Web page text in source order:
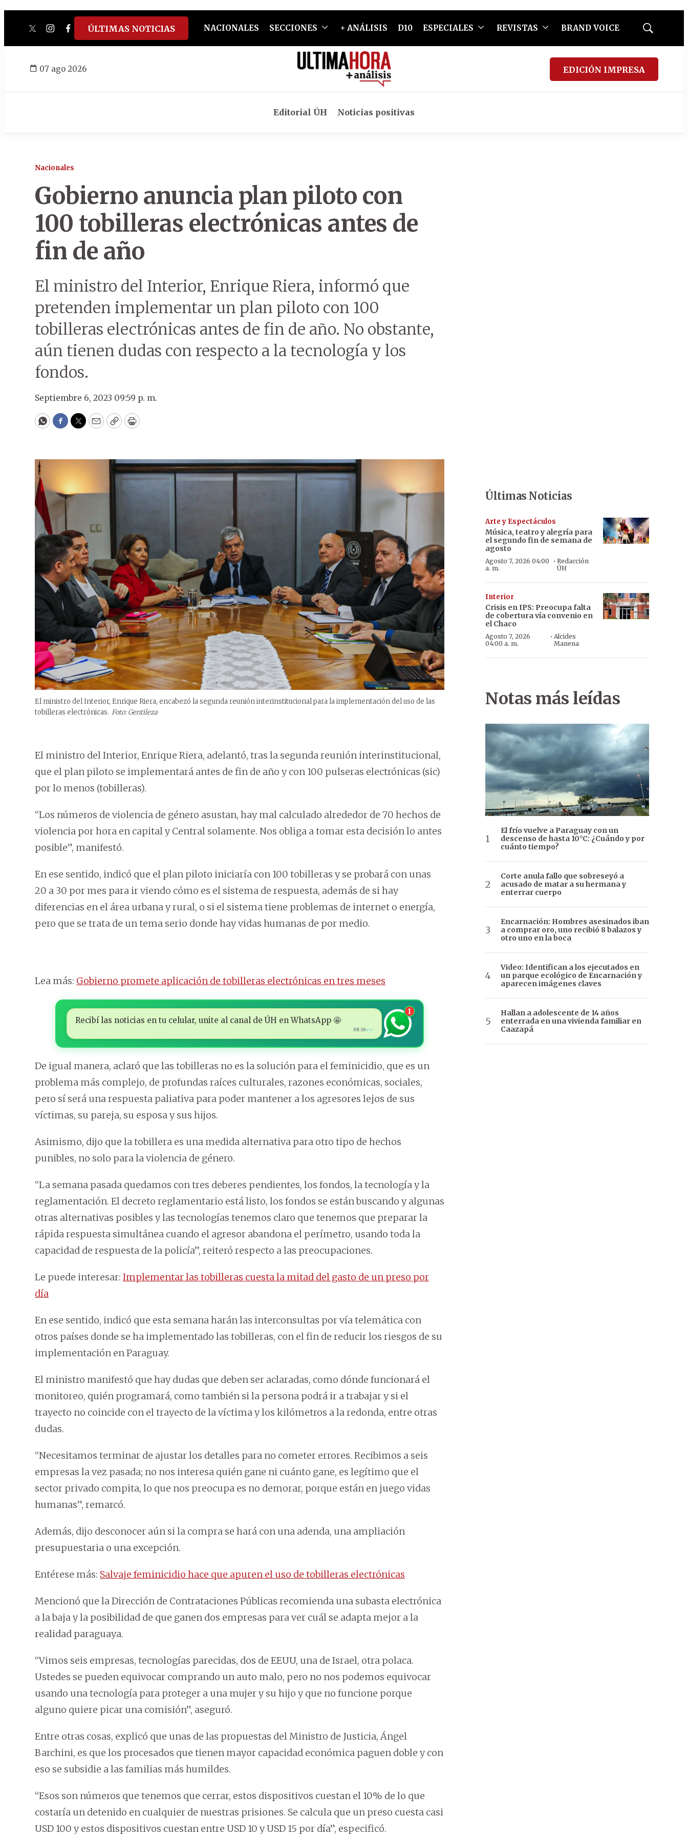
twitterinstagram
facebook
tiktokyoutube
spotify
ÚLTIMAS NOTICIAS NACIONALES SECCIONES + ANÁLISIS D10 ESPECIALES REVISTAS BRAND VOICE
Mostrar
07 ago 2026 EDICIÓN IMPRESA
Editorial ÚH Noticias positivas
Nacionales
Gobierno anuncia plan piloto con
100 tobilleras electrónicas antes de
fin de año
El ministro del Interior, Enrique Riera, informó que
pretenden implementar un plan piloto con 100
tobilleras electrónicas antes de fin de año. No obstante,
aún tienen dudas con respecto a la tecnología y los
fondos.
Septiembre 6, 2023 09:59 p. m.
WhatsApp
Facebook
Twitter
EmailCopyPrint
El ministro del Interior, Enrique Riera, encabezó la segunda reunión interinstitucional para la implementación del uso de las
tobilleras electrónicas. Foto: Gentileza
El ministro del Interior, Enrique Riera, adelantó, tras la segunda reunión interinstitucional,
que el plan piloto se implementará antes de fin de año y con 100 pulseras electrónicas (sic)
por lo menos (tobilleras).
“Los números de violencia de género asustan, hay mal calculado alrededor de 70 hechos de
violencia por hora en capital y Central solamente. Nos obliga a tomar esta decisión lo antes
posible”, manifestó.
En ese sentido, indicó que el plan piloto iniciaría con 100 tobilleras y se probará con unas
20 a 30 por mes para ir viendo cómo es el sistema de respuesta, además de si hay
diferencias en el área urbana y rural, o si el sistema tiene problemas de internet o energía,
pero que se trata de un tema serio donde hay vidas humanas de por medio.
Lea más: Gobierno promete aplicación de tobilleras electrónicas en tres meses
Recibí las noticias en tu celular, unite al canal de ÚH en WhatsApp 🤩
08:10 ✓✓
1
De igual manera, aclaró que las tobilleras no es la solución para el feminicidio, que es un
problema más complejo, de profundas raíces culturales, razones económicas, sociales,
pero sí será una respuesta paliativa para poder mantener a los agresores lejos de sus
víctimas, su pareja, su esposa y sus hijos.
Asimismo, dijo que la tobillera es una medida alternativa para otro tipo de hechos
punibles, no solo para la violencia de género.
“La semana pasada quedamos con tres deberes pendientes, los fondos, la tecnología y la
reglamentación. El decreto reglamentario está listo, los fondos se están buscando y algunas
otras alternativas posibles y las tecnologías tenemos claro que tenemos que preparar la
rápida respuesta simultánea cuando el agresor abandona el perímetro, usando toda la
capacidad de respuesta de la policía”, reiteró respecto a las preocupaciones.
Le puede interesar: Implementar las tobilleras cuesta la mitad del gasto de un preso por
día
En ese sentido, indicó que esta semana harán las interconsultas por vía telemática con
otros países donde se ha implementado las tobilleras, con el fin de reducir los riesgos de su
implementación en Paraguay.
El ministro manifestó que hay dudas que deben ser aclaradas, como dónde funcionará el
monitoreo, quién programará, como también si la persona podrá ir a trabajar y si el
trayecto no coincide con el trayecto de la víctima y los kilómetros a la redonda, entre otras
dudas.
“Necesitamos terminar de ajustar los detalles para no cometer errores. Recibimos a seis
empresas la vez pasada; no nos interesa quién gane ni cuánto gane, es legítimo que el
sector privado compita, lo que nos preocupa es no demorar, porque están en juego vidas
humanas”, remarcó.
Además, dijo desconocer aún si la compra se hará con una adenda, una ampliación
presupuestaria o una excepción.
Entérese más: Salvaje feminicidio hace que apuren el uso de tobilleras electrónicas
Mencionó que la Dirección de Contrataciones Públicas recomienda una subasta electrónica
a la baja y la posibilidad de que ganen dos empresas para ver cuál se adapta mejor a la
realidad paraguaya.
“Vimos seis empresas, tecnologías parecidas, dos de EEUU, una de Israel, otra polaca.
Ustedes se pueden equivocar comprando un auto malo, pero no nos podemos equivocar
usando una tecnología para proteger a una mujer y su hijo y que no funcione porque
alguno quiere picar una comisión”, aseguró.
Entre otras cosas, explicó que unas de las propuestas del Ministro de Justicia, Ángel
Barchini, es que los procesados que tienen mayor capacidad económica paguen doble y con
eso se subsidie a las familias más humildes.
“Esos son números que tenemos que cerrar, estos dispositivos cuestan el 10% de lo que
costaría un detenido en cualquier de nuestras prisiones. Se calcula que un preso cuesta casi
USD 100 y estos dispositivos cuestan entre USD 10 y USD 15 por día”, especificó.
Últimas Noticias
Arte y Espectáculos
Música, teatro y alegría para
el segundo fin de semana de
agosto
Agosto 7, 2026 04:00
a. m.
· Redacción
ÚH
Interior
Crisis en IPS: Preocupa falta
de cobertura vía convenio en
el Chaco
Agosto 7, 2026
04:00 a. m.
·Alcides
Manena
Notas más leídas
El frío vuelve a Paraguay con un
descenso de hasta 10°C: ¿Cuándo y por
cuánto tiempo?
Corte anula fallo que sobreseyó a
acusado de matar a su hermana y
enterrar cuerpo
Encarnación: Hombres asesinados iban
a comprar oro, uno recibió 8 balazos y
otro uno en la boca
Video: Identifican a los ejecutados en
un parque ecológico de Encarnación y
aparecen imágenes claves
Hallan a adolescente de 14 años
enterrada en una vivienda familiar en
Caazapá